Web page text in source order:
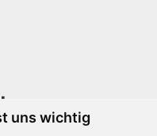
uns wichtig